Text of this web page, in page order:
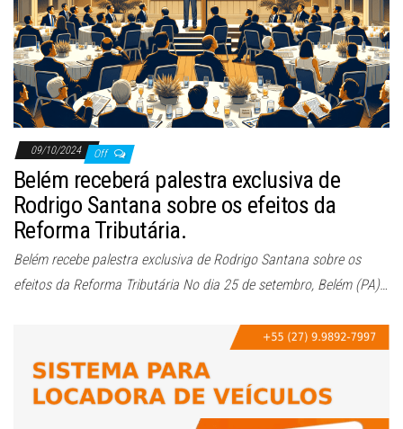
o
09/10/2024 Off
Belém receberá palestra exclusiva de
Rodrigo Santana sobre os efeitos da
Reforma Tributária.
Belém recebe palestra exclusiva de Rodrigo Santana sobre os
efeitos da Reforma Tributária No dia 25 de setembro, Belém (PA)…